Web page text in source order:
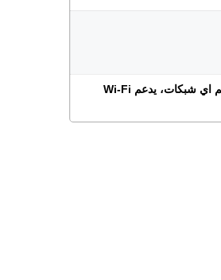
يوجد إصدارين من الجهاز، إصدار 5G يدعم شبكات 5G وإصدار Wi-Fi لا يدعم اي شبكات، يدعم Wi-Fi